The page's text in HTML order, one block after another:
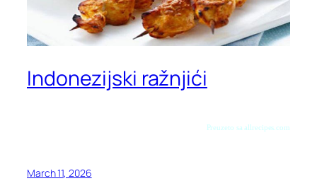
Indonezijski ražnjići
Preuzeto sa allrecipes.com
March 11, 2026